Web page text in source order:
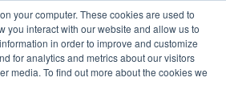
your computer. These cookies are used to
you interact with our website and allow us to
in order to improve and customize
for analytics and metrics about our visitors
media. To find out more about the cookies we